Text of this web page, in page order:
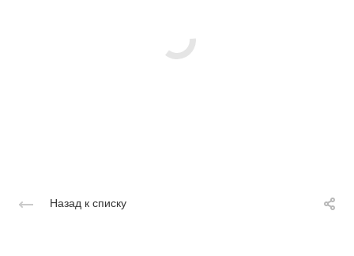
Назад к списку